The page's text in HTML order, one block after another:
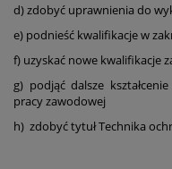
d) zdobyć uprawnienia do
e) podnieść kwalifikacje w
f) uzyskać nowe kwalifikacje
g) podjąć dalsze
pracy zawodowej
h) zdobyć tytuł Technika